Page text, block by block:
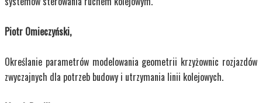
Piotr Omieczyński,
Określanie parametrów modelowania geometrii krzyżownic rozjazdów
zwyczajnych dla potrzeb budowy i utrzymania linii kolejowych.